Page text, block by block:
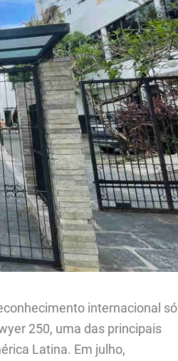
internacional só
250, uma das principais
Latina. Em julho,